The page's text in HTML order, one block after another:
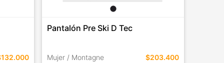
Pantalón Pre Ski D Tec
Mujer / Montagne $203.400